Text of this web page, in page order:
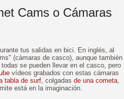
Cams o Cámaras
tus salidas en bici. En inglés, al
(cámaras de casco), aunque también
se pueden llevar en el casco, pero
vídeos grabados con estas cámaras
tabla de surf, colgadas de una cometa,
está en la imaginación.